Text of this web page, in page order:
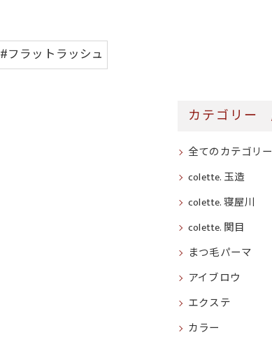
#フラットラッシュ
カテゴリー
全てのカテゴリー
colette. 玉造
colette. 寝屋川
colette. 関目
まつ毛パーマ
アイブロウ
エクステ
カラー